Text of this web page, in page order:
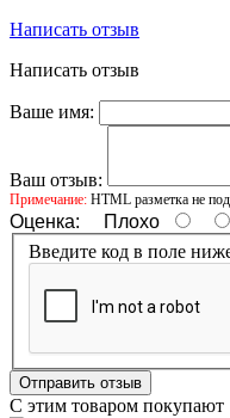
Написать отзыв
Написать отзыв
Ваше имя:
Ваш отзыв:
Примечание: HTML разметка не
Оценка: Плохо
Введите код в поле
Отправить отзыв
С этим товаром покупают